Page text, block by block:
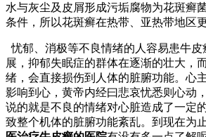
水与灰尘及皮屑形成污垢腐物为花斑癣
条件，所以花斑癣在热带、亚热带地区
忧郁、消极等不良情绪的人容易患牛
展，抑郁失眠症的群体在逐渐的壮大，
绪，会直接损伤到人体的脏腑功能。心
影响到心，黄帝内经曰悲哀忧悉则心动
说的就是不良的情绪对心脏造成了一定
致整个机体的脏腑功能紊乱。到现在为